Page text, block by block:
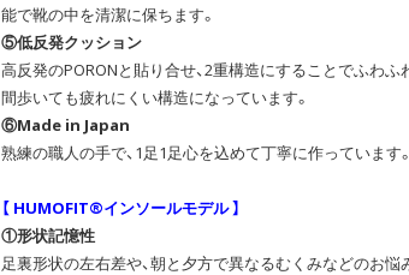
能で靴の中を清潔に保ちます。
⑤低反発クッション
高反発のPORONと貼り合せ、2重構造にすることでふわふ
間歩いても疲れにくい構造になっています。
⑥Made in Japan
熟練の職人の手で、1足1足心を込めて丁寧に作っています。
【 HUMOFIT®インソールモデル 】
①形状記憶性
足裏形状の左右差や、朝と夕方で異なるむくみなどのお